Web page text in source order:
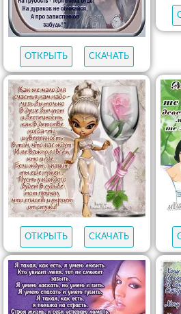
ОТКРЫТЬ СКАЧАТЬ
ОТКРЫТЬ СКАЧАТЬ